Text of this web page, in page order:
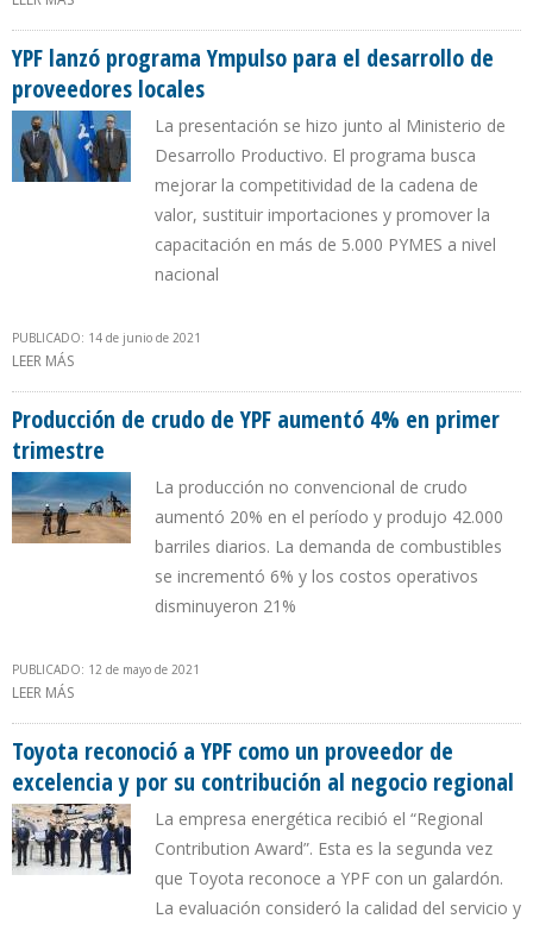
YPF lanzó programa Ympulso para el desarrollo de
proveedores locales
La presentación se hizo junto al Ministerio de
Desarrollo Productivo. El programa busca
mejorar la competitividad de la cadena de
valor, sustituir importaciones y promover la
capacitación en más de 5.000 PYMES a nivel
nacional
PUBLICADO: 14 de junio de 2021
LEER MÁS
Producción de crudo de YPF aumentó 4% en primer
trimestre
La producción no convencional de crudo
aumentó 20% en el período y produjo 42.000
barriles diarios. La demanda de combustibles
se incrementó 6% y los costos operativos
disminuyeron 21%
PUBLICADO: 12 de mayo de 2021
LEER MÁS
Toyota reconoció a YPF como un proveedor de
excelencia y por su contribución al negocio regional
La empresa energética recibió el “Regional
Contribution Award”. Esta es la segunda vez
que Toyota reconoce a YPF con un galardón.
La evaluación consideró la calidad del servicio y